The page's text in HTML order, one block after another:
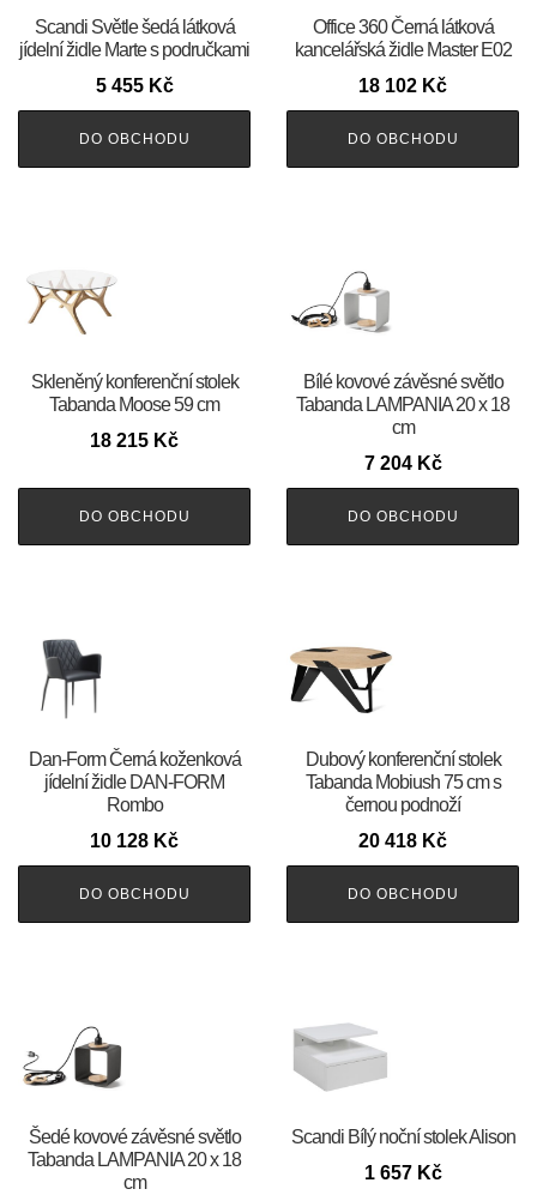
Scandi Světle šedá látková
jídelní židle Marte s područkami
5 455 Kč
DO OBCHODU
Office 360 Černá látková
kancelářská židle Master E02
18 102 Kč
DO OBCHODU
Skleněný konferenční stolek
Tabanda Moose 59 cm
18 215 Kč
DO OBCHODU
Bílé kovové závěsné světlo
Tabanda LAMPANIA 20 x 18
cm
7 204 Kč
DO OBCHODU
​​​​​Dan-Form Černá koženková
jídelní židle DAN-FORM
Rombo
10 128 Kč
DO OBCHODU
Dubový konferenční stolek
Tabanda Mobiush 75 cm s
černou podnoží
20 418 Kč
DO OBCHODU
Šedé kovové závěsné světlo
Tabanda LAMPANIA 20 x 18
cm
Scandi Bílý noční stolek Alison
1 657 Kč